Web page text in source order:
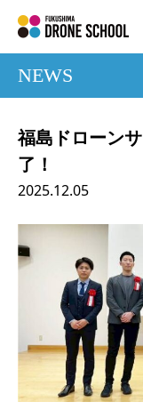
NEWS
福島ドローン
了！
2025.12.05